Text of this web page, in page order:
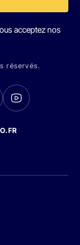
acceptez nos
réservés.